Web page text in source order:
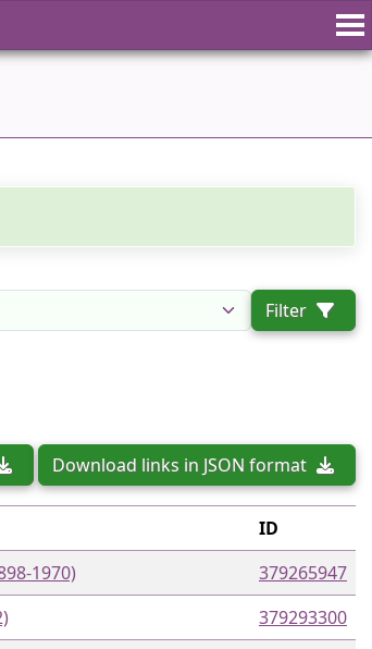
Filter
Download links in JSON format
ID
1970)
379265947
379293300